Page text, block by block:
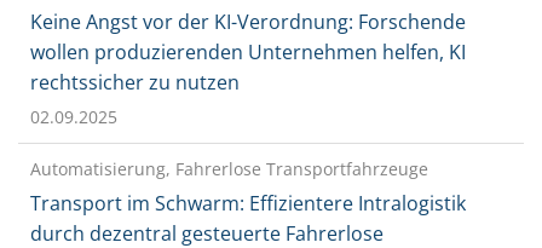
Keine Angst vor der KI-Verordnung: Forschende
wollen produzierenden Unternehmen helfen, KI
rechtssicher zu nutzen
02.09.2025
Automatisierung, Fahrerlose Transportfahrzeuge
Transport im Schwarm: Effizientere Intralogistik
durch dezentral gesteuerte Fahrerlose